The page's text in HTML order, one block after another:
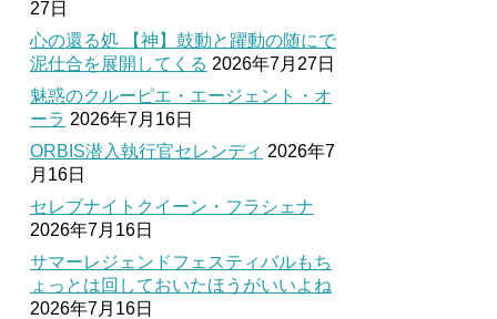
27日
心の還る処 【神】鼓動と躍動の随にで
泥仕合を展開してくる 2026年7月27日
魅惑のクルーピエ・エージェント・オ
ーラ 2026年7月16日
ORBIS潜入執行官セレンディ 2026年7
月16日
セレブナイトクイーン・フラシェナ
2026年7月16日
サマーレジェンドフェスティバルもち
ょっとは回しておいたほうがいいよね
2026年7月16日